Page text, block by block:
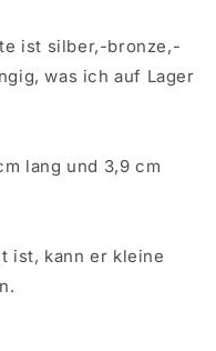
ist silber,-bronze,-
was ich auf Lager
lang und 3,9 cm
ist, kann er kleine